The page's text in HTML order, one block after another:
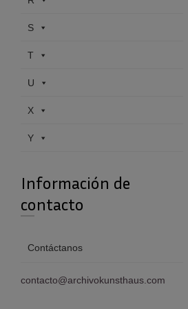
S
T
U
X
Y
Información de
contacto
Contáctanos
contacto@archivokunsthaus.com